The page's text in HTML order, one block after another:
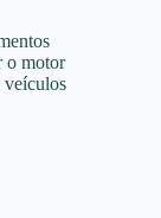
o motor
veículos